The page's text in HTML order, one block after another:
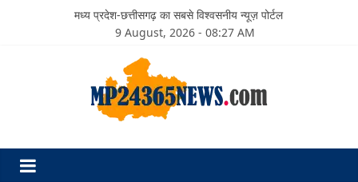
मध्य प्रदेश-छत्तीसगढ़ का सबसे विश्वसनीय न्यूज़ पोर्टल
9 August, 2026 - 08:27 AM